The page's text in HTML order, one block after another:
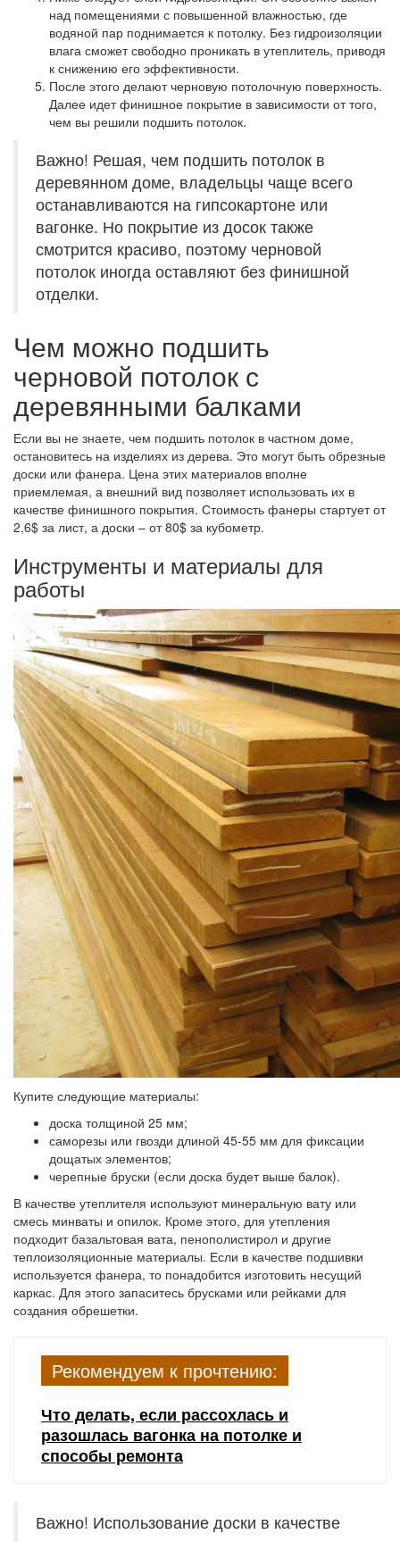
над помещениями с повышенной влажностью, где
водяной пар поднимается к потолку. Без гидроизоляции
влага сможет свободно проникать в утеплитель, приводя
к снижению его эффективности.
После этого делают черновую потолочную поверхность.
Далее идет финишное покрытие в зависимости от того,
чем вы решили подшить потолок.
Важно! Решая, чем подшить потолок в
деревянном доме, владельцы чаще всего
останавливаются на гипсокартоне или
вагонке. Но покрытие из досок также
смотрится красиво, поэтому черновой
потолок иногда оставляют без финишной
отделки.
Чем можно подшить
черновой потолок с
деревянными балками
Если вы не знаете, чем подшить потолок в частном доме,
остановитесь на изделиях из дерева. Это могут быть обрезные
доски или фанера. Цена этих материалов вполне
приемлемая, а внешний вид позволяет использовать их в
качестве финишного покрытия. Стоимость фанеры стартует от
2,6$ за лист, а доски – от 80$ за кубометр.
Инструменты и материалы для
работы
Купите следующие материалы:
доска толщиной 25 мм;
саморезы или гвозди длиной 45-55 мм для фиксации
дощатых элементов;
черепные бруски (если доска будет выше балок).
В качестве утеплителя используют минеральную вату или
смесь минваты и опилок. Кроме этого, для утепления
подходит базальтовая вата, пенополистирол и другие
теплоизоляционные материалы. Если в качестве подшивки
используется фанера, то понадобится изготовить несущий
каркас. Для этого запаситесь брусками или рейками для
создания обрешетки.
Рекомендуем к прочтению:
Что делать, если рассохлась и
разошлась вагонка на потолке и
способы ремонта
Важно! Использование доски в качестве